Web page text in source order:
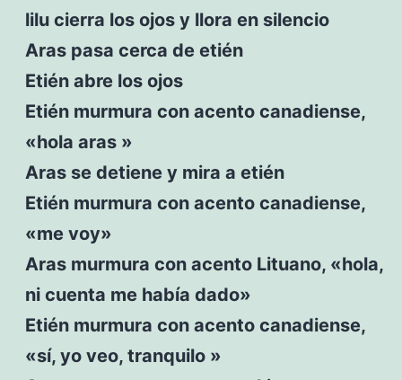
lilu cierra los ojos y llora en silencio
Aras pasa cerca de etién
Etién abre los ojos
Etién murmura con acento canadiense,
«hola aras »
Aras se detiene y mira a etién
Etién murmura con acento canadiense,
«me voy»
Aras murmura con acento Lituano, «hola,
ni cuenta me había dado»
Etién murmura con acento canadiense,
«sí, yo veo, tranquilo »